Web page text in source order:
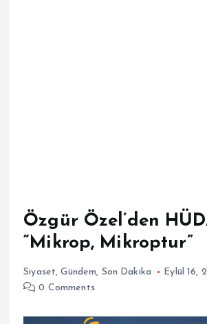
Özgür Özel’den
“Mikrop, Mikroptur”
Siyaset,Gündem, Son Dakika
Eylül 16,
0 Comments